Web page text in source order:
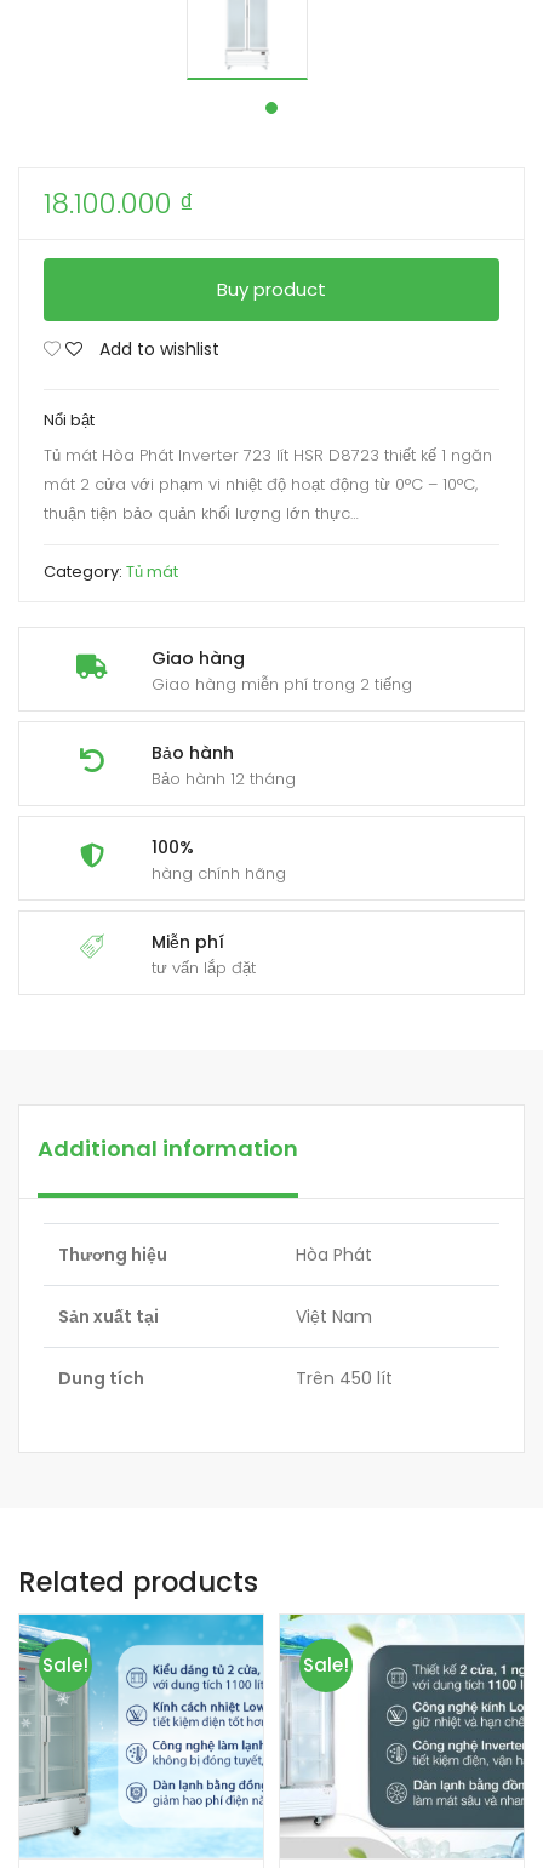
Giao hàng
Giao hàng miễn phí trong 2 tiếng
Bảo hành
Bảo hành 12 tháng
100%
hàng chính hãng
Miễn phí
tư vấn lắp đặt
18.100.000 ₫
Buy product
Add to wishlist
Nổi bật
Tủ mát Hòa Phát Inverter 723 lít HSR D8723 thiết kế 1 ngăn
mát 2 cửa với phạm vi nhiệt độ hoạt động từ 0°C – 10°C,
thuận tiện bảo quản khối lượng lớn thực…
Category: Tủ mát
Additional information
Thương hiệu Hòa Phát
Sản xuất tại Việt Nam
Dung tích Trên 450 lít
Related products
Sale! Sale!